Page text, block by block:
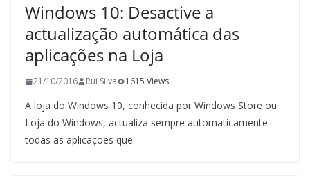
Windows 10: Desactive a
actualização automática das
aplicações na Loja
21/10/2016 Rui Silva 1615 Views
A loja do Windows 10, conhecida por Windows Store ou
Loja do Windows, actualiza sempre automaticamente
todas as aplicações que